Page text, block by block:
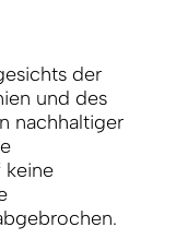
der
und des
nachhaltiger
keine